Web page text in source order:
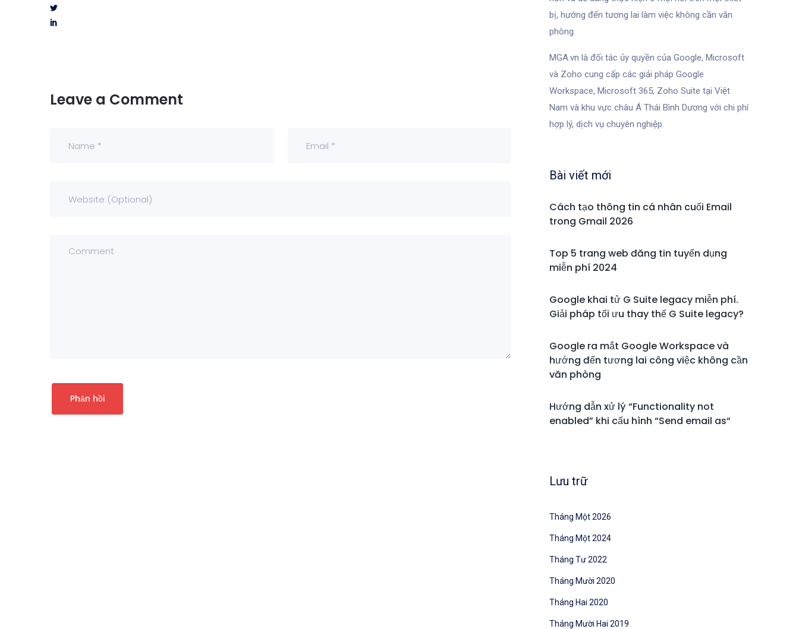
Leave a Comment
bị, hướng đến tương lai làm việc không cần văn
phòng.
MGA.vn là đối tác ủy quyền của Google, Microsoft
và Zoho cung cấp các giải pháp Google
Workspace, Microsoft 365, Zoho Suite tại Việt
Nam và khu vực châu Á Thái Bình Dương với chi phí
hợp lý, dịch vụ chuyên nghiệp.
Bài viết mới
Cách tạo thông tin cá nhân cuối Email
trong Gmail 2026
Top 5 trang web đăng tin tuyển dụng
miễn phí 2024
Google khai tử G Suite legacy miễn phí.
Giải pháp tối ưu thay thế G Suite legacy?
Google ra mắt Google Workspace và
hướng đến tương lai công việc không cần
văn phòng
Hướng dẫn xử lý “Functionality not
enabled” khi cấu hình “Send email as“
Lưu trữ
Tháng Một 2026
Tháng Một 2024
Tháng Tư 2022
Tháng Mười 2020
Tháng Hai 2020
Tháng Mười Hai 2019